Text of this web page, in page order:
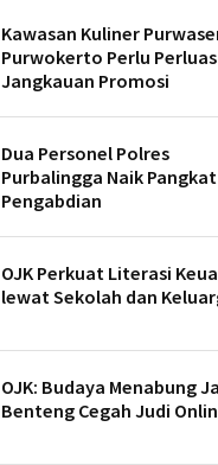
Kawasan Kuliner
Purwokerto Perlu Perluas
Jangkauan Promosi
Dua Personel Polres
Purbalingga Naik Pangkat
Pengabdian
OJK Perkuat Literasi
lewat Sekolah dan
OJK: Budaya Menabung
Benteng Cegah Judi